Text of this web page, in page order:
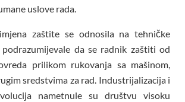
uslove rada.
zaštite se odnosila na tehničke
da se radnik zaštiti od
prilikom rukovanja sa mašinom,
sredstvima za rad. Industrijalizacija i
nametnule su društvu visoku